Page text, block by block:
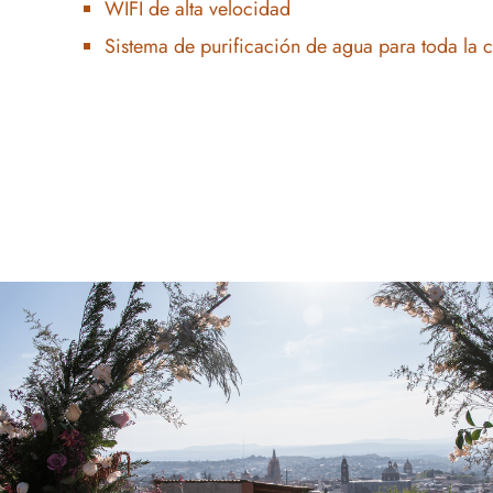
WIFI de alta velocidad
Sistema de purificación de agua para toda la